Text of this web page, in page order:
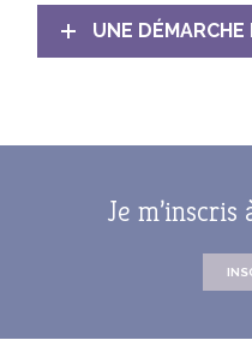
UNE
Je